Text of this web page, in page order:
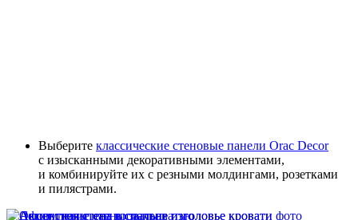
Выберите классические стеновые панели Orac Decor
с изысканными декоративными элементами,
и комбинируйте их с резными молдингами, розетками
и пилястрами.